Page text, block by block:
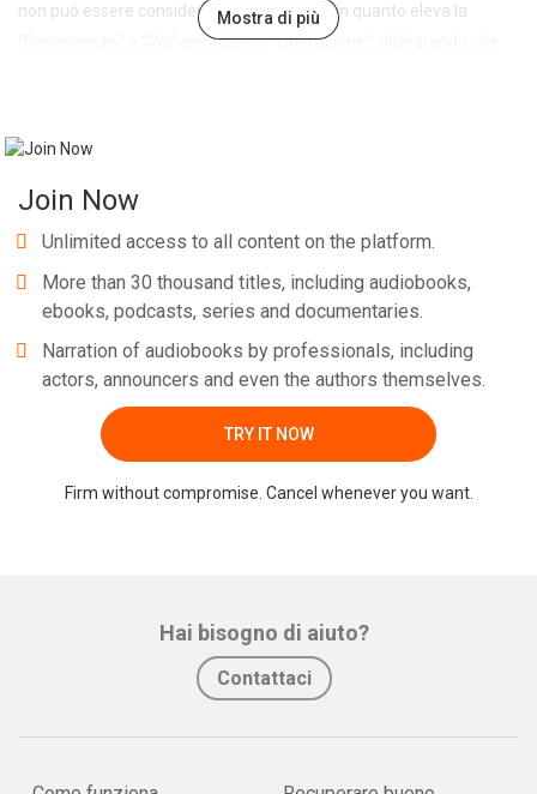
non può essere considerato una religione, in quanto eleva la
“Conoscenza” a “Via” spirituale di “Liberazione”, dichiarando che
dirsi”!
sentono portatori di Verità dogmatiche.
Occorre una mente duttile, libera da preconcetti e fideismi!"
Rosario Puzzanghera, avvocato penalista; naturalista-ornitologo;
studioso filosofia/psicologia, è autore di diversi lavori filosofici.
Mostra di più
Join Now
Unlimited access to all content on the platform.
More than 30 thousand titles, including audiobooks,
ebooks, podcasts, series and documentaries.
Narration of audiobooks by professionals, including
actors, announcers and even the authors themselves.
TRY IT NOW
Firm without compromise. Cancel whenever you want.
Hai bisogno di aiuto?
Contattaci
Whatsapp Facebook E-mail